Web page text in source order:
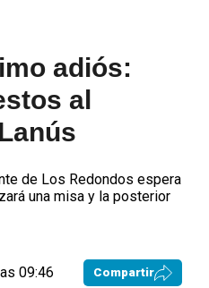
adiós:
al
de Los Redondos espera
una misa y la posterior
09:46 Compartir